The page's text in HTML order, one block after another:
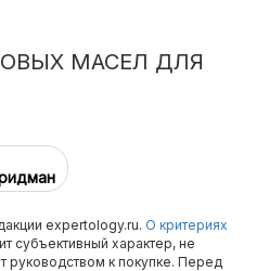
МАСЕЛ ДЛЯ
expertology.ru. О критериях
субъективный характер, не
руководством к покупке. Перед